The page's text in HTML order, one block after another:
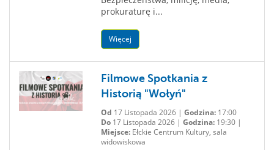
prokuraturę i...
Więcej
Filmowe Spotkania z
Historią "Wołyń"
Od 17 Listopada 2026 | Godzina:17:00
Do17 Listopada 2026 | Godzina:19:30 |
Miejsce:Ełckie Centrum Kultury, sala
widowiskowa